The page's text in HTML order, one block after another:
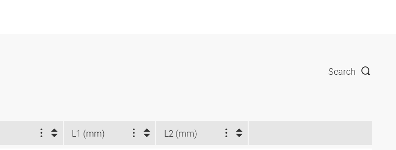
Search
L1 (mm) L2 (mm)